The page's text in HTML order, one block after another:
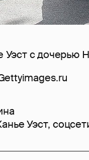
Уэст с дочерью
Уэст,